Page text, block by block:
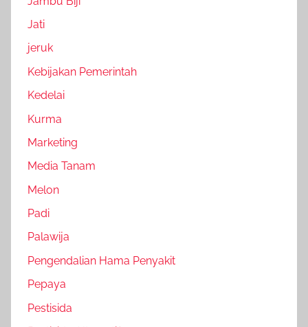
Jati
jeruk
Kebijakan Pemerintah
Kedelai
Kurma
Marketing
Media Tanam
Melon
Padi
Palawija
Pengendalian Hama Penyakit
Pepaya
Pestisida